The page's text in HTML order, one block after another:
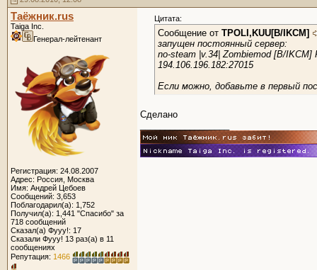
Таёжник.rus
Taiga Inc.
Генерал-лейтенант
Регистрация: 24.08.2007
Адрес: Россия, Москва
Имя: Андрей Цебоев
Сообщений: 3,653
Поблагодарил(а): 1,752
Получил(а): 1,441 "Спасибо" за
718 сообщений
Сказал(а) Фууу!: 17
Сказали Фууу! 13 раз(а) в 11
сообщениях
Репутация: 1466
Цитата:
Сообщение от TPOLI,KUU[B/IKCM]
запущен постоянный сервер:
no-steam |v.34| Zombiemod [B/IKCM]
194.106.196.182:27015
Если можно, добавьте в первый
Сделано